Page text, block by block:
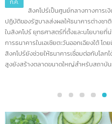
ก.ค.
5 ธนาคารชั้นนำในสิง
ธนาคาร
สิงคโปร์เป็นศูนย์กลางทางการ
ปฏิบัติของรัฐบาลส่งผลให้ธนาคารต่างช
ในสิงคโปร์ ยุทธศาสตร์ที่ตั้งและนโยบา
สูงยังสร้างตลาดขนาดใหญ่สำหรับสถ